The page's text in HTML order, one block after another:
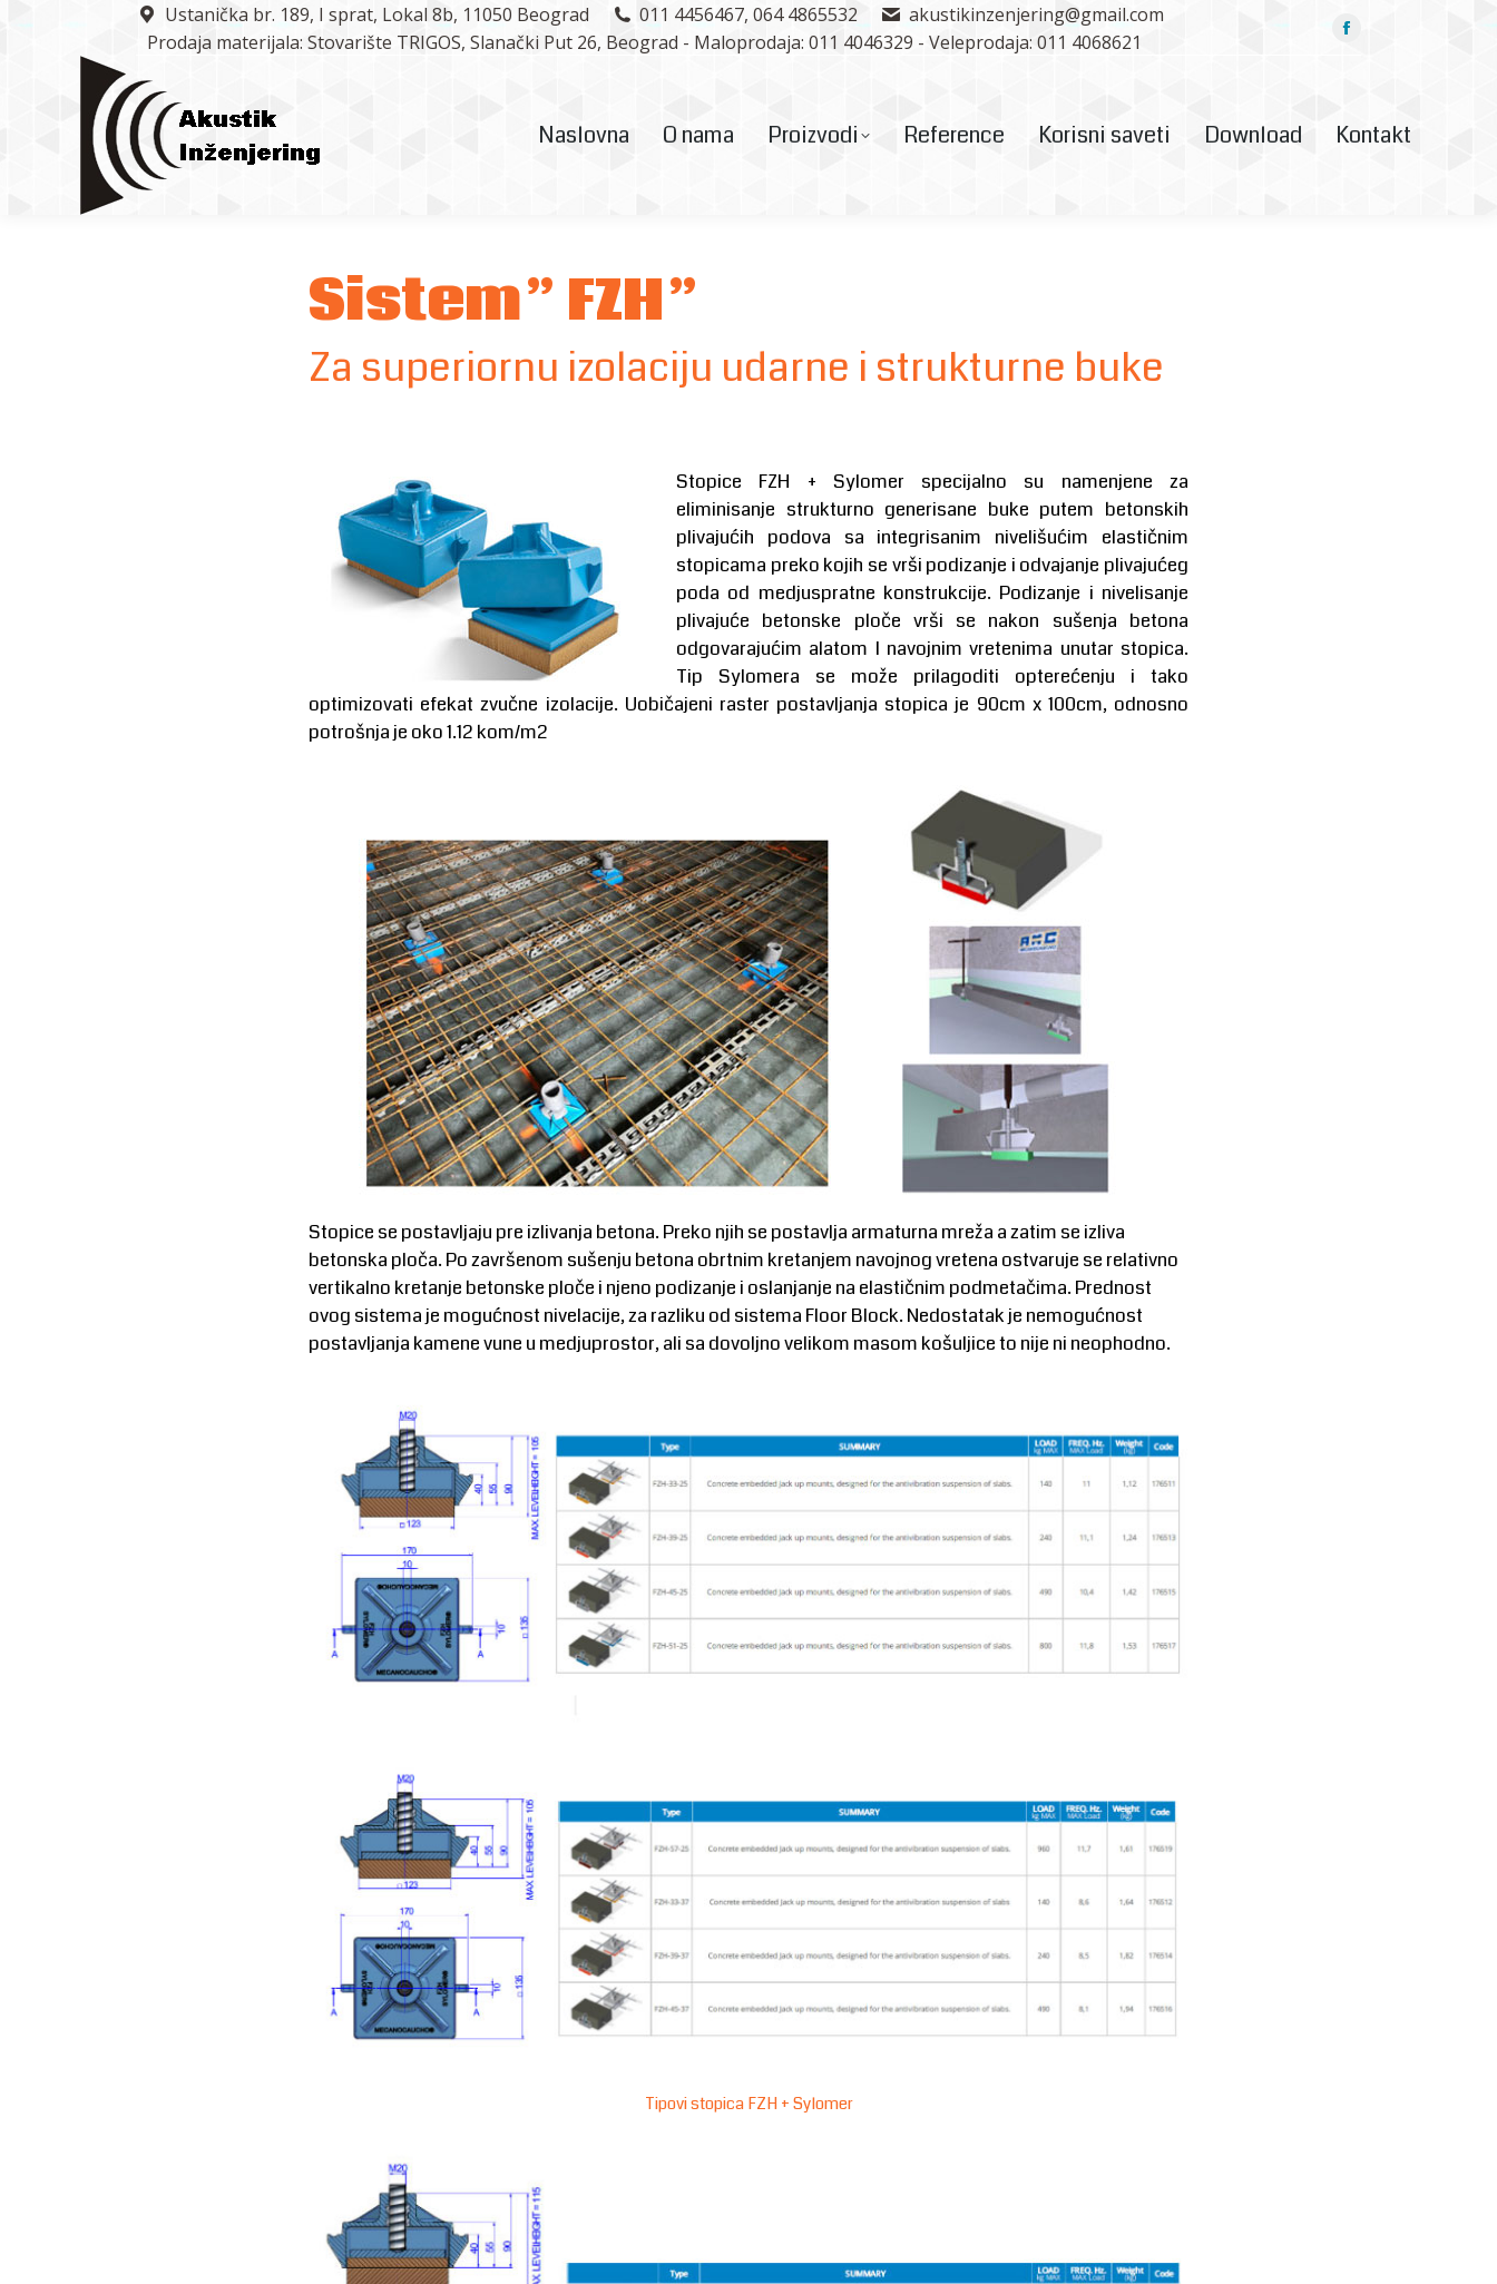
Ustanička br. 189, I sprat, Lokal 8b, 11050 Beograd 011 4456467, 064 4865532
akustikinzenjering@gmail.com
Prodaja materijala: Stovarište TRIGOS, Slanački Put 26, Beograd - Maloprodaja: 011 4046329 - Veleprodaja: 011 4068621
Facebook
in
Naslovna O nama Proizvodi Reference Korisni saveti Download Kontakt
Sistem” FZH”
Za superiornu izolaciju udarne i strukturne buke
Stopice FZH + Sylomer specijalno su namenjene za
eliminisanje strukturno generisane buke putem betonskih
plivajućih podova sa integrisanim nivelišućim elastičnim
stopicama preko kojih se vrši podizanje i odvajanje plivajućeg
poda od medjuspratne konstrukcije. Podizanje i nivelisanje
plivajuće betonske ploče vrši se nakon sušenja betona
odgovarajućim alatom I navojnim vretenima unutar stopica.
Tip Sylomera se može prilagoditi opterećenju i tako
optimizovati efekat zvučne izolacije. Uobičajeni raster postavljanja stopica je 90cm x 100cm, odnosno
potrošnja je oko 1.12 kom/m2
Stopice se postavljaju pre izlivanja betona. Preko njih se postavlja armaturna mreža a zatim se izliva
betonska ploča. Po završenom sušenju betona obrtnim kretanjem navojnog vretena ostvaruje se relativno
vertikalno kretanje betonske ploče i njeno podizanje i oslanjanje na elastičnim podmetačima. Prednost
ovog sistema je mogućnost nivelacije, za razliku od sistema Floor Block. Nedostatak je nemogućnost
postavljanja kamene vune u medjuprostor, ali sa dovoljno velikom masom košuljice to nije ni neophodno.
Tipovi stopica FZH + Sylomer
Naslovna O nama Proizvodi Reference Korisni saveti Download Kontakt